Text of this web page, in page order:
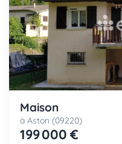
Maison
à Aston (09220)
199 000 €